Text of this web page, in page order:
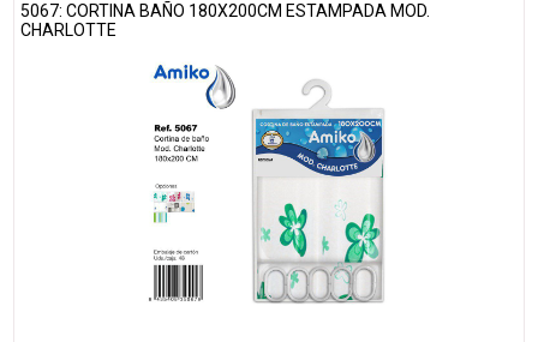
5067: CORTINA BAÑO 180X200CM ESTAMPADA MOD.
CHARLOTTE